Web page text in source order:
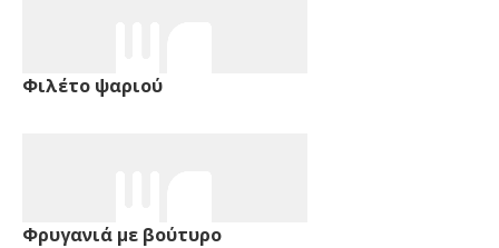
Φιλέτο ψαριού
Φρυγανιά με βούτυρο